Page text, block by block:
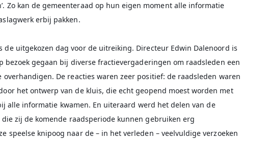
Zo kan de gemeenteraad op hun eigen moment alle informatie
erbij pakken.
de uitgekozen dag voor de uitreiking. Directeur Edwin Dalenoord is
bezoek gegaan bij diverse fractievergaderingen om raadsleden een
overhandigen. De reacties waren zeer positief: de raadsleden waren
het ontwerp van de kluis, die echt geopend moest worden met
alle informatie kwamen. En uiteraard werd het delen van de
zij de komende raadsperiode kunnen gebruiken erg
speelse knipoog naar de – in het verleden – veelvuldige verzoeken